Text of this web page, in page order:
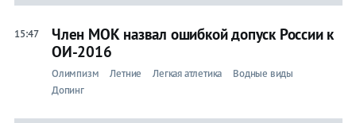
15:47
Член МОК назвал ошибкой допуск России к
ОИ-2016
Олимпизм Летние Легкая атлетика
Водные виды
Допинг